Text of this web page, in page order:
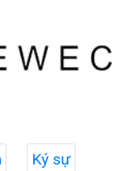
Ký sự